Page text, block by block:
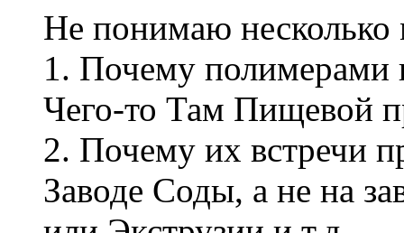
Не понимаю несколько
1. Почему полимерами
Чего-то Там Пищевой
2. Почему их встречи
Заводе Соды, а не на